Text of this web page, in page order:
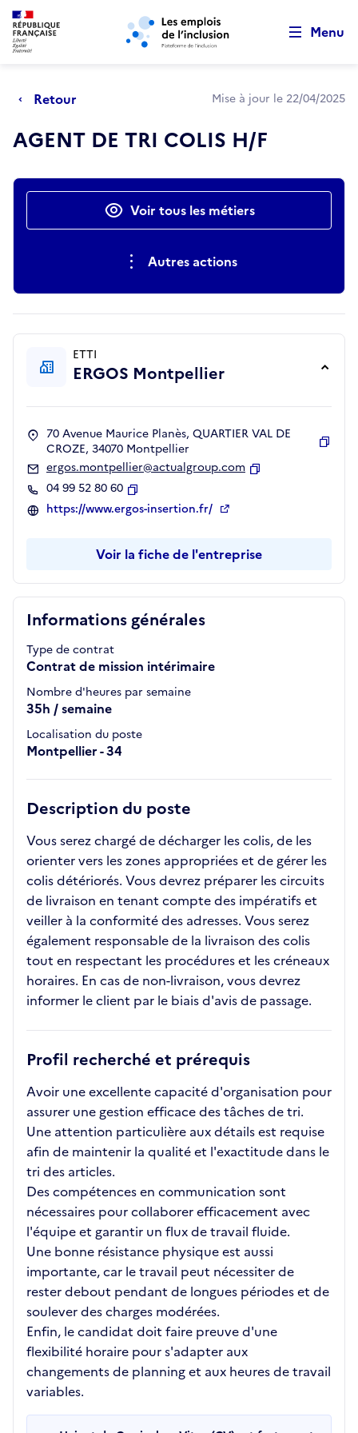
Aller au menu principal Aller au contenu principal
Menu
Retour Mise à jour le 22/04/2025
AGENT DE TRI COLIS H/F
Actions rapidesVoir tous les métiers
Autres actions
Informations générales
Type de contrat
Contrat de mission intérimaire
Nombre d'heures par semaine
35h / semaine
Localisation du poste
Montpellier - 34
Description du poste
Vous serez chargé de décharger les colis, de les
orienter vers les zones appropriées et de gérer les
colis détériorés. Vous devrez préparer les circuits
de livraison en tenant compte des impératifs et
veiller à la conformité des adresses. Vous serez
également responsable de la livraison des colis
tout en respectant les procédures et les créneaux
horaires. En cas de non-livraison, vous devrez
informer le client par le biais d'avis de passage.
Profil recherché et prérequis
Avoir une excellente capacité d'organisation pour
assurer une gestion efficace des tâches de tri.
Une attention particulière aux détails est requise
afin de maintenir la qualité et l'exactitude dans le
tri des articles.
Des compétences en communication sont
nécessaires pour collaborer efficacement avec
l'équipe et garantir un flux de travail fluide.
Une bonne résistance physique est aussi
importante, car le travail peut nécessiter de
rester debout pendant de longues périodes et de
soulever des charges modérées.
Enfin, le candidat doit faire preuve d'une
flexibilité horaire pour s'adapter aux
changements de planning et aux heures de travail
variables.
ETTI
ERGOS Montpellier
70 Avenue Maurice Planès, QUARTIER VAL DE
CROZE, 34070 Montpellier
ergos.montpellier@actualgroup.com
04 99 52 80 60
Copier
https://www.ergos-insertion.fr/
Voir la fiche de l'entreprise
Retour au début de la page
Panneau de gestion des cookies